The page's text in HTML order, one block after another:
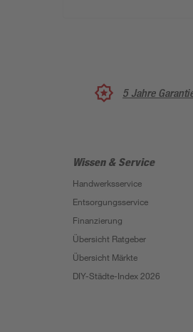
5 Jahre
Wissen & Service
Handwerksservice
Entsorgungsservice
Finanzierung
Übersicht Ratgeber
Übersicht Märkte
DIY-Städte-Index 2026